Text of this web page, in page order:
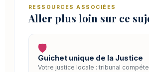
RESSOURCES ASSOCIÉES
Aller plus loin sur ce
🛡️
Guichet unique de la Justice
Votre justice locale : tribunal